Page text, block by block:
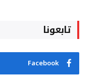
تابعونا
Facebook